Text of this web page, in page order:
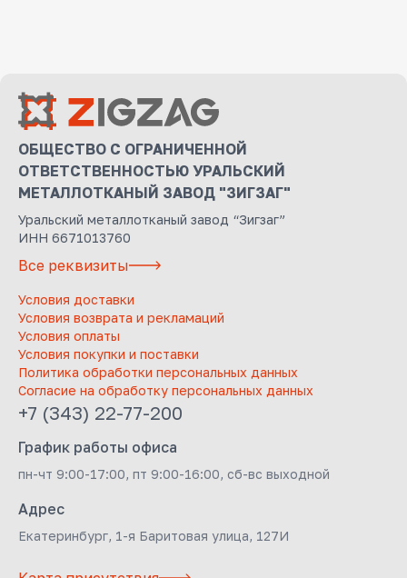
ОБЩЕСТВО С ОГРАНИЧЕННОЙ
ОТВЕТСТВЕННОСТЬЮ УРАЛЬСКИЙ
МЕТАЛЛОТКАНЫЙ ЗАВОД "ЗИГЗАГ"
Уральский металлотканый завод “Зигзаг”
ИНН 6671013760
Все реквизиты
Условия доставки
Условия возврата и рекламаций
Условия оплаты
Условия покупки и поставки
Политика обработки персональных данных
Согласие на обработку персональных данных
+7 (343) 22-77-200
График работы офиса
пн-чт 9:00-17:00, пт 9:00-16:00, сб-вс выходной
Адрес
Екатеринбург, 1-я Баритовая улица, 127И